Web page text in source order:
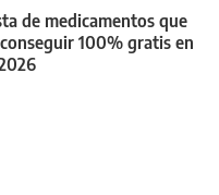
de medicamentos que
100% gratis en